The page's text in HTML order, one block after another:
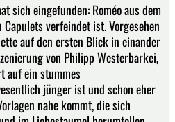
sich eingefunden: Roméo aus dem
verfeindet ist. Vorgesehen
auf den ersten Blick in einander
von Philipp Westerbarkei,
auf ein stummes
jünger ist und schon eher
nahe kommt, die sich